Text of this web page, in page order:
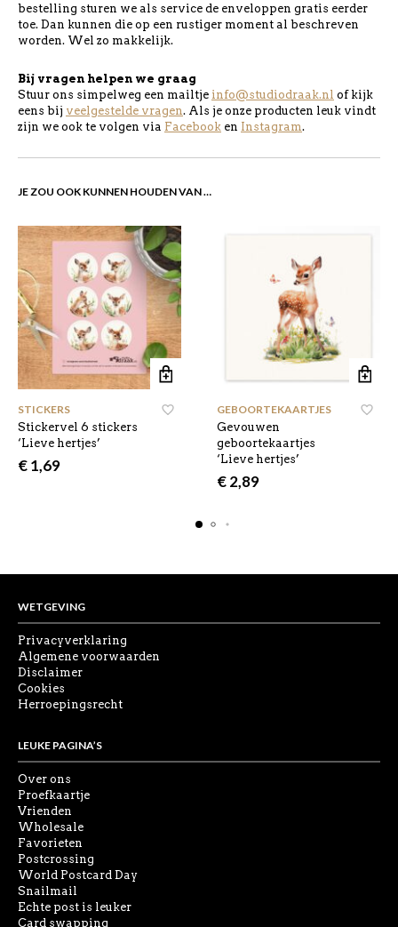
bestelling sturen we als service de enveloppen gratis eerder
toe. Dan kunnen die op een rustiger moment al beschreven
worden. Wel zo makkelijk.
Bij vragen helpen we graag
Stuur ons simpelweg een mailtje info@studiodraak.nl of kijk
eens bij veelgestelde vragen. Als je onze producten leuk vindt
zijn we ook te volgen via Facebook en Instagram.
JE ZOU OOK KUNNEN HOUDEN VAN …
STICKERS
Stickervel 6 stickers
‘Lieve hertjes’
€1,69
GEBOORTEKAARTJES
Gevouwen
geboortekaartjes
‘Lieve hertjes’
€2,89
WETGEVING
Privacyverklaring
Algemene voorwaarden
Disclaimer
Cookies
Herroepingsrecht
LEUKE PAGINA’S
Over ons
Proefkaartje
Vrienden
Wholesale
Favorieten
Postcrossing
World Postcard Day
Snailmail
Echte post is leuker
Card swapping